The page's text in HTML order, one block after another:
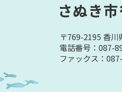
〒769-2195 香
電話番号：087-
ファックス：